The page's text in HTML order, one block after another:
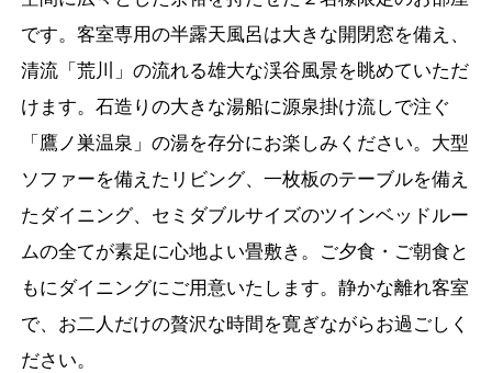
です。客室専用の半露天風呂は大きな開閉窓を備え、
清流「荒川」の流れる雄大な渓谷風景を眺めていただ
けます。石造りの大きな湯船に源泉掛け流しで注ぐ
「鷹ノ巣温泉」の湯を存分にお楽しみください。大型
ソファーを備えたリビング、一枚板のテーブルを備え
たダイニング、セミダブルサイズのツインベッドルー
ムの全てが素足に心地よい畳敷き。ご夕食・ご朝食と
もにダイニングにご用意いたします。静かな離れ客室
で、お二人だけの贅沢な時間を寛ぎながらお過ごしく
ださい。